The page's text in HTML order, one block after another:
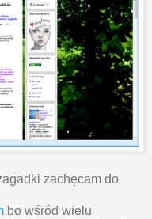
zachęcam do
bo wśród wielu